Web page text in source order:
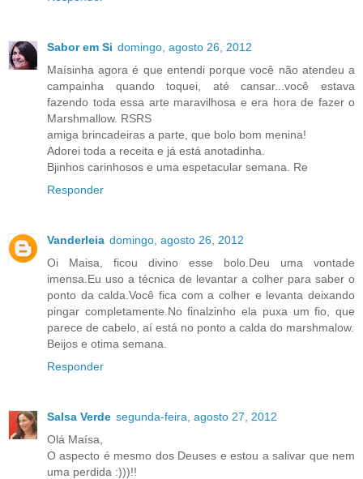
Sabor em Si domingo, agosto 26, 2012
Maísinha agora é que entendi porque você não atendeu a
campainha quando toquei, até cansar...você estava
fazendo toda essa arte maravilhosa e era hora de fazer o
Marshmallow. RSRS
amiga brincadeiras a parte, que bolo bom menina!
Adorei toda a receita e já está anotadinha.
Bjinhos carinhosos e uma espetacular semana. Re
Responder
Vanderleia domingo, agosto 26, 2012
Oi Maisa, ficou divino esse bolo.Deu uma vontade
imensa.Eu uso a técnica de levantar a colher para saber o
ponto da calda.Você fica com a colher e levanta deixando
pingar completamente.No finalzinho ela puxa um fio, que
parece de cabelo, aí está no ponto a calda do marshmalow.
Beijos e otima semana.
Responder
Salsa Verde segunda-feira, agosto 27, 2012
Olá Maísa,
O aspecto é mesmo dos Deuses e estou a salivar que nem
uma perdida :)))!!